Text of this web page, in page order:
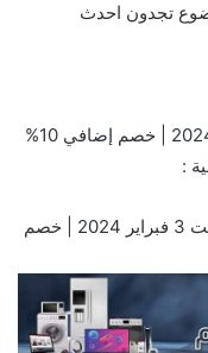
تجدون احدث
مجلة عروض المنيع حتي السبت 3 فبراير 2024 | خصم إضافي 10%
: